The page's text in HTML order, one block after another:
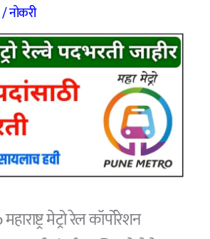
/नोकरी
मेट्रो रेल कॉर्पोरेशन